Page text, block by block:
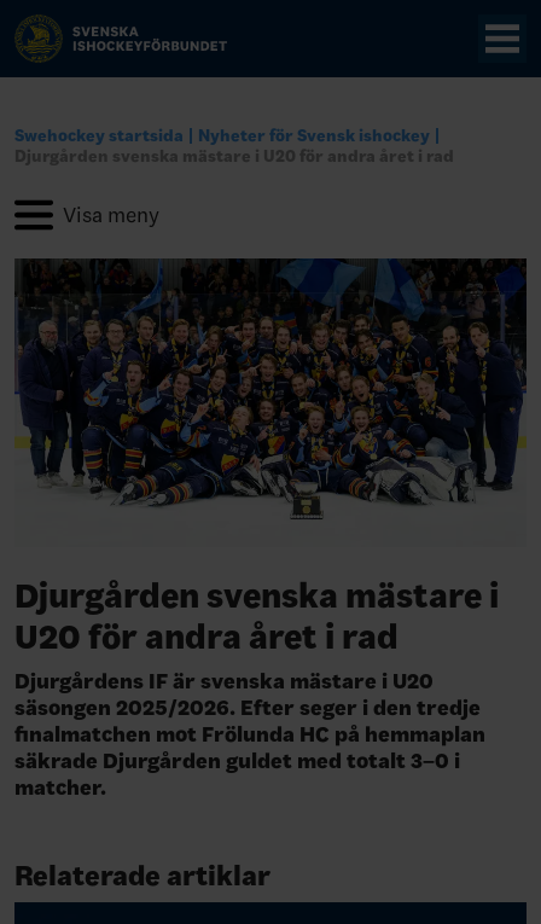
Swehockey startsida
Nyheter för Svensk ishockey
Djurgården svenska mästare i U20 för andra året i rad
Djurgården svenska mästare i
U20 för andra året i rad
Djurgårdens IF är svenska mästare i U20
säsongen 2025/2026. Efter seger i den tredje
finalmatchen mot Frölunda HC på hemmaplan
säkrade Djurgården guldet med totalt 3–0 i
matcher.
Relaterade artiklar